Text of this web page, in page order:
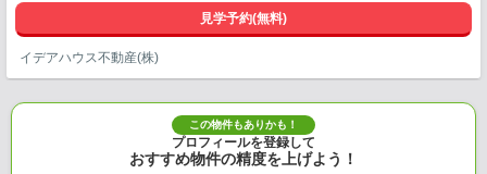
見学予約(無料)
イデアハウス不動産(株)
この物件もありかも！
プロフィールを登録して
おすすめ物件の精度を上げよう！